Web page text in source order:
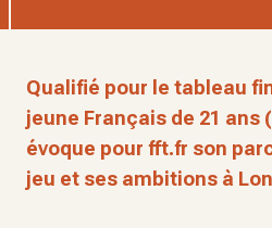
Qualifié pour le tableau
jeune Français de 21 ans
évoque pour fft.fr son
jeu et ses ambitions à